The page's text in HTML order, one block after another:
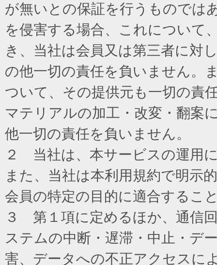
が無いとの保証を行うものでは
を侵害する場合、これについて
き、当社は会員又は第三者に対
の他一切の責任を負いません。
ついて、その提供元も一切の責
マテリアルの加工・改変・翻案
他一切の責任を負いません。
２ 当社は、本サービスの運用
また、当社は本利用規約で明示
会員の特定の目的に適合するこ
３ 第１項に定めるほか、通信
ステムの中断・遅滞・中止・デ
害、データへの不正アクセスに